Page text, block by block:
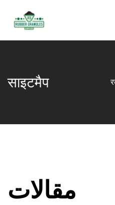
साइटमैप
مقالات